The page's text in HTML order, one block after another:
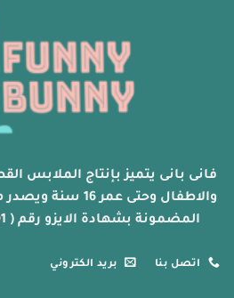
فانى بانى يتميز بإنتاج الملابس
والاطفال وحتى عمر
المضمونة بشهادة الايزو رقم ( 9001 ) ( 18001 ) (14001)
اتصل بنا بريد الكتروني